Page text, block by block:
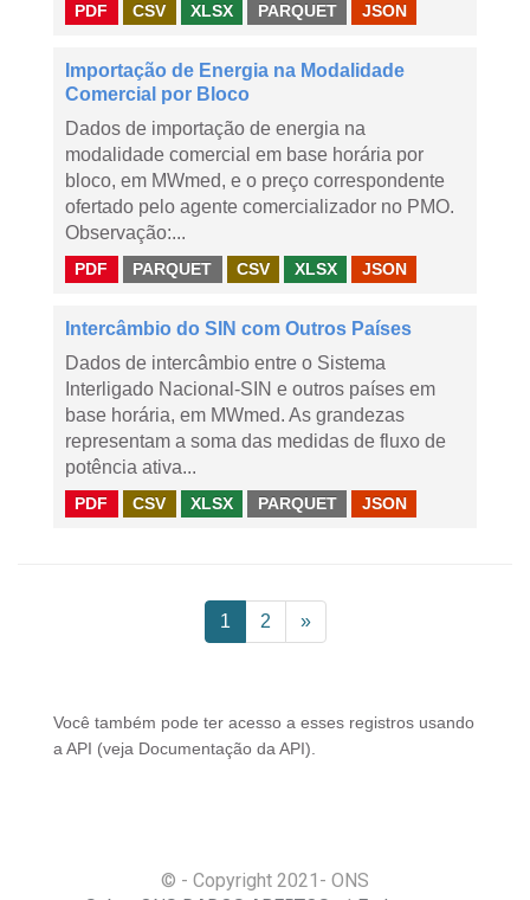
PDF CSV XLSX PARQUET JSON
Importação de Energia na Modalidade
Comercial por Bloco
Dados de importação de energia na
modalidade comercial em base horária por
bloco, em MWmed, e o preço correspondente
ofertado pelo agente comercializador no PMO.
Observação:...
PDF PARQUET CSV XLSX JSON
Intercâmbio do SIN com Outros Países
Dados de intercâmbio entre o Sistema
Interligado Nacional-SIN e outros países em
base horária, em MWmed. As grandezas
representam a soma das medidas de fluxo de
potência ativa...
PDF CSV XLSX PARQUET JSON
1 2 »
Você também pode ter acesso a esses registros usando
a API (veja Documentação da API ).
© - Copyright 2021 - ONS